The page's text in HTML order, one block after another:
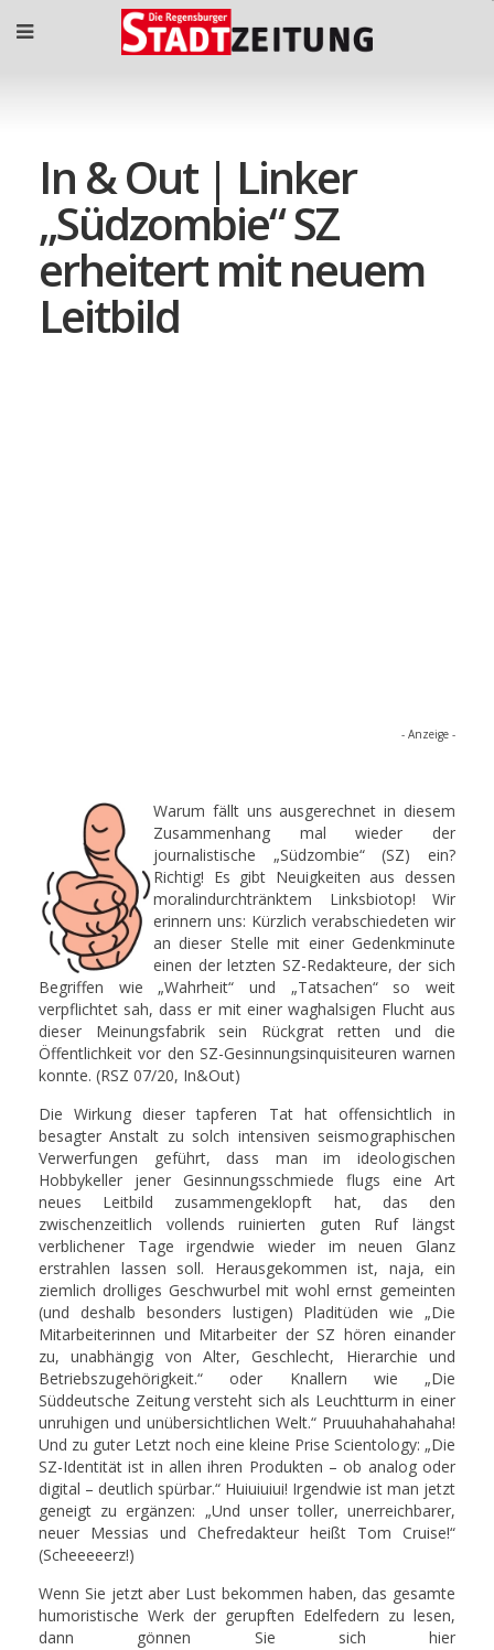
In & Out | Linker
„Südzombie“ SZ
erheitert mit neuem
Leitbild
- Anzeige -
Warum fällt uns ausgerechnet in diesem
Zusammenhang mal wieder der
journalistische „Südzombie“ (SZ) ein?
Richtig! Es gibt Neuigkeiten aus dessen
moralindurchtränktem Linksbiotop! Wir
erinnern uns: Kürzlich verabschiedeten wir
an dieser Stelle mit einer Gedenkminute
einen der letzten SZ-Redakteure, der sich
Begriffen wie „Wahrheit“ und „Tatsachen“ so weit
verpflichtet sah, dass er mit einer waghalsigen Flucht aus
dieser Meinungsfabrik sein Rückgrat retten und die
Öffentlichkeit vor den SZ-Gesinnungsinquisiteuren warnen
konnte. (RSZ 07/20, In&Out)
Die Wirkung dieser tapferen Tat hat offensichtlich in
besagter Anstalt zu solch intensiven seismographischen
Verwerfungen geführt, dass man im ideologischen
Hobbykeller jener Gesinnungsschmiede flugs eine Art
neues Leitbild zusammengeklopft hat, das den
zwischenzeitlich vollends ruinierten guten Ruf längst
verblichener Tage irgendwie wieder im neuen Glanz
erstrahlen lassen soll. Herausgekommen ist, naja, ein
ziemlich drolliges Geschwurbel mit wohl ernst gemeinten
(und deshalb besonders lustigen) Pladitüden wie „Die
Mitarbeiterinnen und Mitarbeiter der SZ hören einander
zu, unabhängig von Alter, Geschlecht, Hierarchie und
Betriebszugehörigkeit.“ oder Knallern wie „Die
Süddeutsche Zeitung versteht sich als Leuchtturm in einer
unruhigen und unübersichtlichen Welt.“ Pruuuhahahahaha!
Und zu guter Letzt noch eine kleine Prise Scientology: „Die
SZ-Identität ist in allen ihren Produkten – ob analog oder
digital – deutlich spürbar.“ Huiuiuiui! Irgendwie ist man jetzt
geneigt zu ergänzen: „Und unser toller, unerreichbarer,
neuer Messias und Chefredakteur heißt Tom Cruise!“
(Scheeeeerz!)
Wenn Sie jetzt aber Lust bekommen haben, das gesamte
humoristische Werk der gerupften Edelfedern zu lesen,
dann gönnen Sie sich hier